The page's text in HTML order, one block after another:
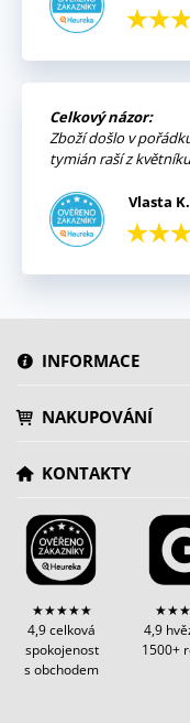
Celkový názor:
Zboží došlo v
tymián raší z
Vlasta K.
INFORMACE
NAKUPOVÁNÍ
KONTAKTY
★★★★★
4,9 celková
spokojenost
s obchodem
4,9
1500+